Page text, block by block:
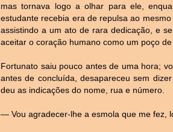
mas tornava logo a olhar para ele,
estudante recebia era de repulsa ao
assistindo a um ato de rara dedicação, e
aceitar o coração humano como um poço de
Fortunato saiu pouco antes de uma hora;
antes de concluída, desapareceu sem
deu as indicações do nome, rua e número.
— Vou agradecer-lhe a esmola que me fez,